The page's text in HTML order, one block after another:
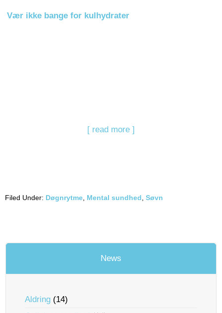
Vær ikke bange for kulhydrater
[ read more ]
Filed Under: Døgnrytme Mental sundhed Søvn
News
Aldring (14)